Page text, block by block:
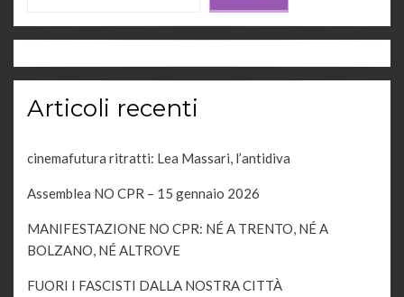
Articoli recenti
cinemafutura ritratti: Lea Massari, l’antidiva
Assemblea NO CPR – 15 gennaio 2026
MANIFESTAZIONE NO CPR: NÉ A TRENTO, NÉ A
BOLZANO, NÉ ALTROVE
FUORI I FASCISTI DALLA NOSTRA CITTÀ